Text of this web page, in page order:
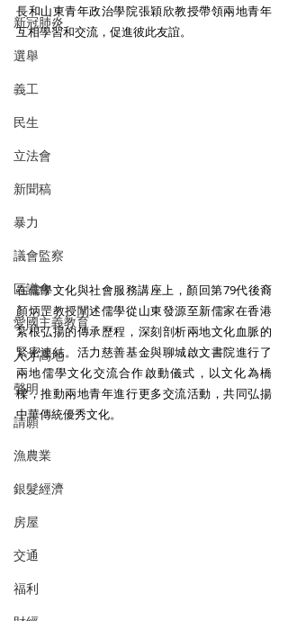
新冠肺炎
選舉
義工
民生
立法會
新聞稿
暴力
議會監察
區議會
愛國主義教育
人才高地
聲明
請願
漁農業
銀髮經濟
房屋
交通
福利
長和山東青年政治學院張穎欣教授帶領兩地青年
互相學習和交流，促進彼此友誼。
在儒學文化與社會服務講座上，顏回第79代後裔
顏炳罡教授闡述儒學從山東發源至新儒家在香港
紮根弘揚的傳承歷程，深刻剖析兩地文化血脈的
緊密連結。活力慈善基金與聊城啟文書院進行了
兩地儒學文化交流合作啟動儀式，以文化為橋
樑，推動兩地青年進行更多交流活動，共同弘揚
中華傳統優秀文化。